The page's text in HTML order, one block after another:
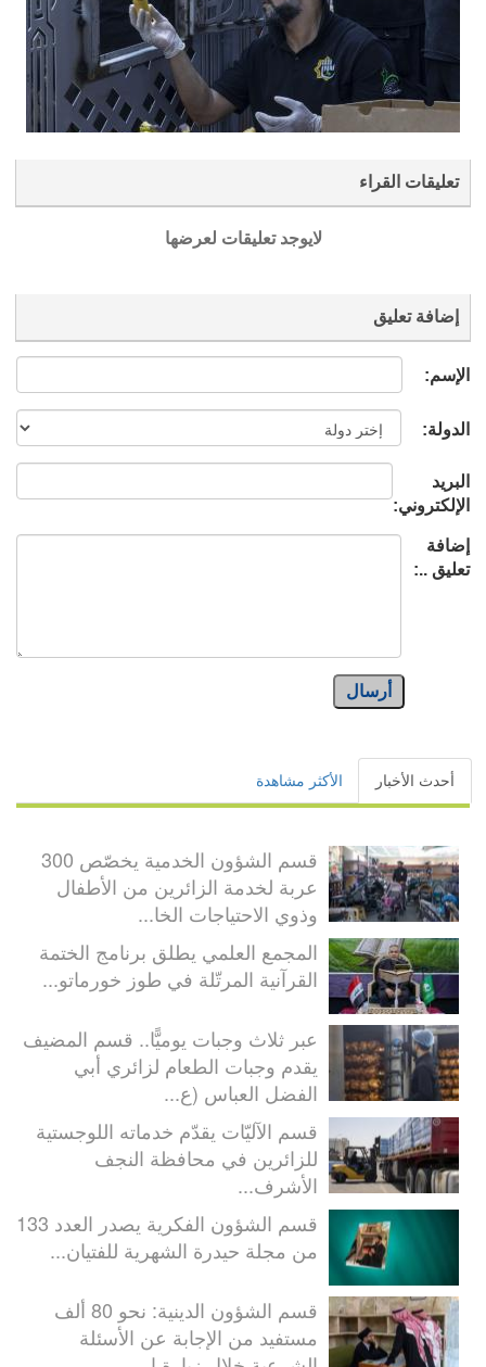
تعليقات القراء
لايوجد تعليقات لعرضها
إضافة تعليق
الإسم:
الدولة:
البريد
الإلكتروني:
إضافة
تعليق ..:
أرسال
أحدث الأخبار الأكثر مشاهدة
قسم الشؤون الخدمية يخصّص 300
عربة لخدمة الزائرين من الأطفال
وذوي الاحتياجات الخا...
المجمع العلمي يطلق برنامج الختمة
القرآنية المرتّلة في طوز خورماتو...
عبر ثلاث وجبات يوميًّا.. قسم المضيف
يقدم وجبات الطعام لزائري أبي
الفضل العباس (ع...
قسم الآليّات يقدّم خدماته اللوجستية
للزائرين في محافظة النجف
الأشرف...
قسم الشؤون الفكرية يصدر العدد 133
من مجلة حيدرة الشهرية للفتيان...
قسم الشؤون الدينية: نحو 80 ألف
مستفيد من الإجابة عن الأسئلة